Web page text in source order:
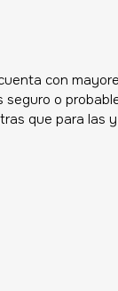
con
o
que para las